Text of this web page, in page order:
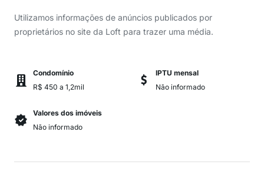
Utilizamos informações de anúncios publicados por
proprietários no site da Loft para trazer uma média.
Condomínio
R$ 450 a 1,2mil
IPTU mensal
Não informado
Valores dos imóveis
Não informado